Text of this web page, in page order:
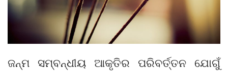
ଜନ୍ମ ସମ୍ବନ୍ଧୀୟ ଆକୃତିର ପରିବର୍ତ୍ତନ ଯୋଗୁଁ